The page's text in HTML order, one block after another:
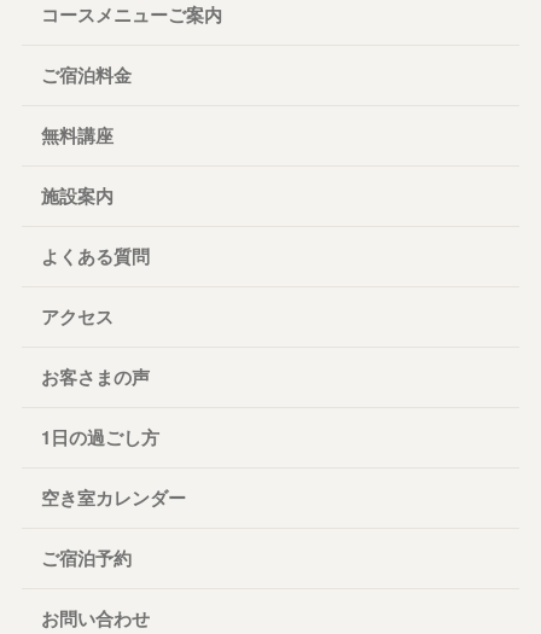
コースメニューご案内
ご宿泊料金
無料講座
施設案内
よくある質問
アクセス
お客さまの声
1日の過ごし方
空き室カレンダー
ご宿泊予約
お問い合わせ